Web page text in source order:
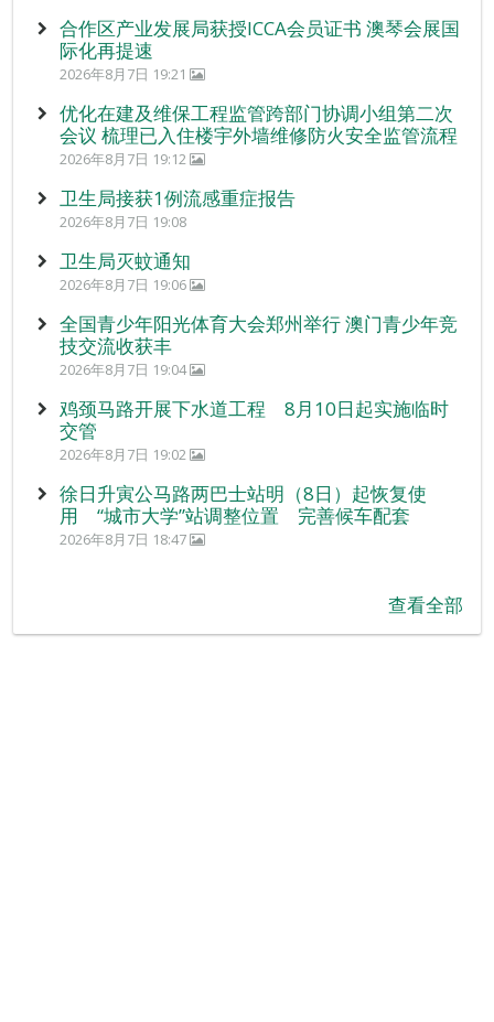
合作区产业发展局获授ICCA会员证书 澳琴会展国
际化再提速
2026年8月7日 19:21
优化在建及维保工程监管跨部门协调小组第二次
会议 梳理已入住楼宇外墙维修防火安全监管流程
2026年8月7日 19:12
卫生局接获1例流感重症报告
2026年8月7日 19:08
卫生局灭蚊通知
2026年8月7日 19:06
全国青少年阳光体育大会郑州举行 澳门青少年竞
技交流收获丰
2026年8月7日 19:04
鸡颈马路开展下水道工程 8月10日起实施临时
交管
2026年8月7日 19:02
徐日升寅公马路两巴士站明（8日）起恢复使
用 “城市大学”站调整位置 完善候车配套
2026年8月7日 18:47
查看全部